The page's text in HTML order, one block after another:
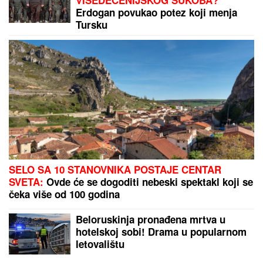
EKSKLUZIVNE FOTKE NAKON VERIDBE:
dečko Jovane Jeremić verio Aleksandru tokom
GALA PROSLAVE - svaki potez do detalja
isplanirao! (VIDEO)
Svi su mislili da je PALA NA SESTRIĆA I UGUŠILA
GA, prozvali je "UBICOM OD POLA TONE", a onda